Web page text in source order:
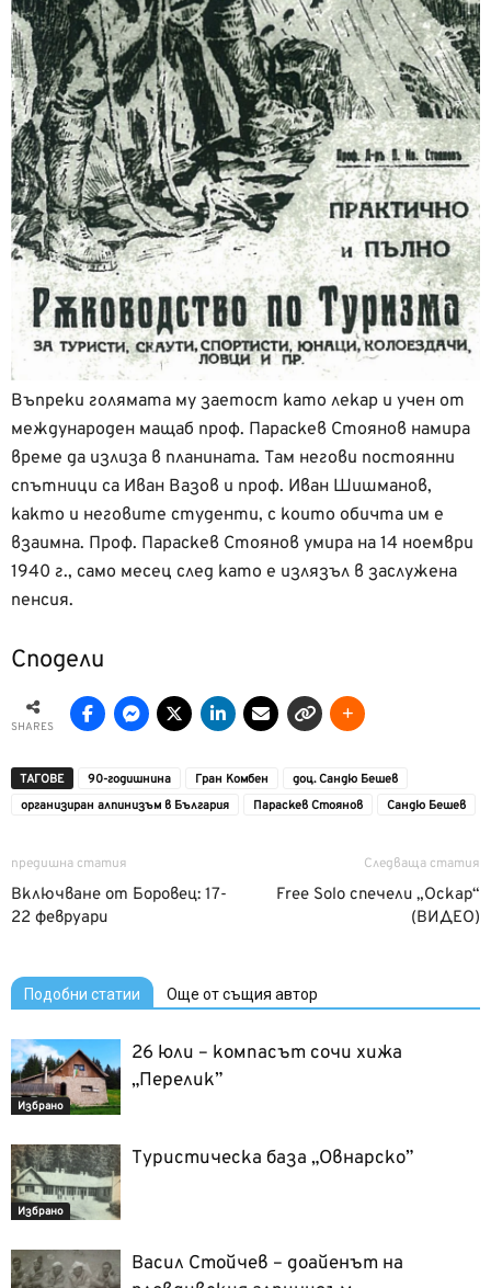
Въпреки голямата му заетост като лекар и учен от
международен мащаб проф. Параскев Стоянов намира
време да излиза в планината. Там негови постоянни
спътници са Иван Вазов и проф. Иван Шишманов,
както и неговите студенти, с които обичта им е
взаимна. Проф. Параскев Стоянов умира на 14 ноември
1940 г., само месец след като е излязъл в заслужена
пенсия.
Сподели
SHARES
ТАГОВЕ 90-годишнина Гран Комбен
доц. Сандю Бешев
организиран алпинизъм в България
Параскев Стоянов Сандю Бешев
предишна статия
Включване от Боровец: 17-
22 февруари
Следваща статия
Free Solo спечели „Оскар“
(ВИДЕО)
Подобни статии Още от същия автор
Избрано
26 юли – компасът сочи хижа
„Перелик”
Избрано
Туристическа база „Овнарско”
Васил Стойчев – доайенът на